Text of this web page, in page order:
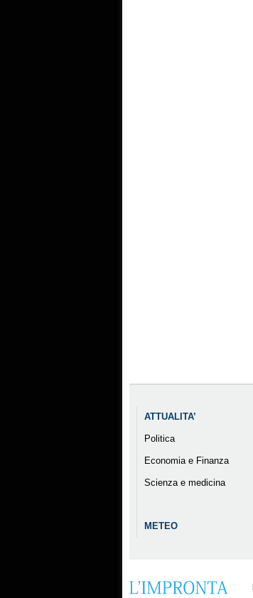
ATTUALITA’
Politica
Economia e Finanza
Scienza e medicina
METEO